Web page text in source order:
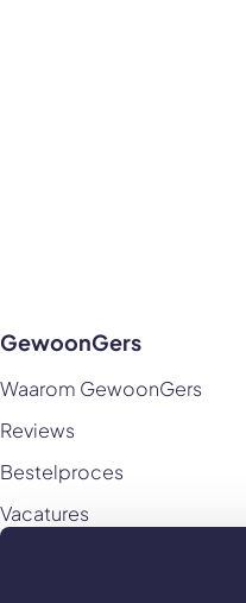
GewoonGers
Waarom GewoonGers
Reviews
Bestelproces
Vacatures